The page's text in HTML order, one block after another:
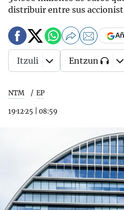
distribuir entre sus
NTM EP
19·12·25 08:59
Itzuli Entzun